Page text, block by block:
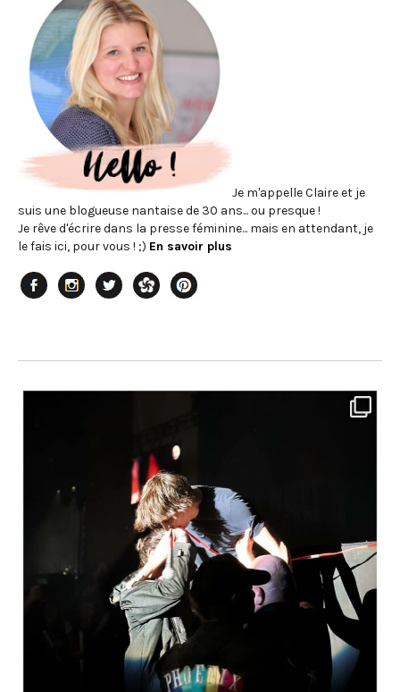
Je m'appelle Claire et je
suis une blogueuse nantaise de 30 ans... ou presque !
Je rêve d'écrire dans la presse féminine... mais en attendant, je
le fais ici, pour vous ! ;) En savoir plus